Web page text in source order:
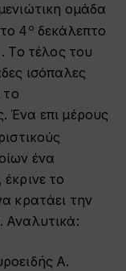
ομάδα
4 ο δεκάλεπτο
Το τέλος του
ισόπαλες
το
Ένα επι μέρους
ένα
το
κρατάει την
Αναλυτικά:
Α.